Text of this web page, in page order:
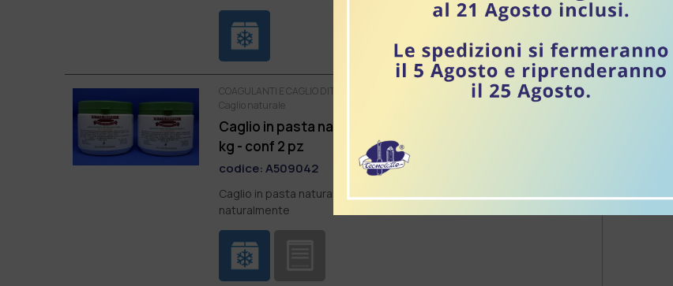
COAGULANTI E CAGLIO DITTA RAPPELLI - DAL 1919
Caglio naturale
Caglio in pasta naturale di agnello tipo cremoso 0,5
kg - conf 2 pz
codice:A509042
Caglio in pasta naturale di agnello tipo cremoso depurato
naturalmente